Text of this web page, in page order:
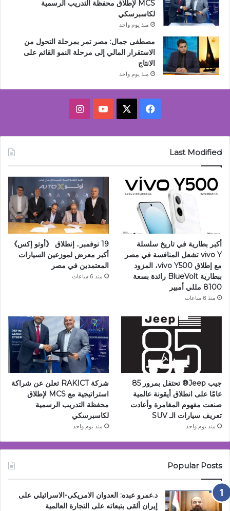
MCS لإطلاق محفظة التدريب الرسمية
لكاسبرسكي
منذ يوم واحد
مصطفى جمال: مصر تمر بمرحلة التحول من
الاستقرار المالي إلى مرحلة النمو القائم على
الانتاج
منذ يوم واحد
فيسبوك ‫YouTubeانستقرام
Last Modified
أكبر بطارية في تاريخ سلسلة
vivo Y تشعل المنافسة في مصر
مع إطلاق vivo Y500، المزود
ببطارية BlueVolt رائدة بسعة
8100 مللي أمبير
منذ 6 ساعات
19 نوفمبر.. إنطلاق 《أوتو إكس》
أكبر معرض لموزعين السيارات
المعتمدين في مصر
منذ 6 ساعات
جيب Jeep®️ تحتفل بمرور 85
عامًا على انطلاق أيقونة عالمية
صنعت مفهوم المغامرة وأعادت
تعريف سيارات الـ SUV
منذ يوم واحد
شركة RAKICT تعلن عن شراكة
استراتيجية مع MCS لإطلاق
محفظة التدريب الرسمية
لكاسبرسكي
منذ يوم واحد
Popular Posts
د.عمرو عبده: العدوان الامريكى-الاسرائيلي على
إيران ألقى بتبعاته على التجارة العالمية